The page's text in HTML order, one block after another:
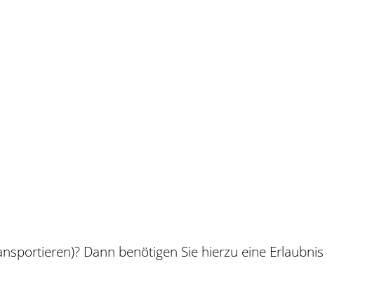
Dann benötigen Sie hierzu eine Erlaubnis